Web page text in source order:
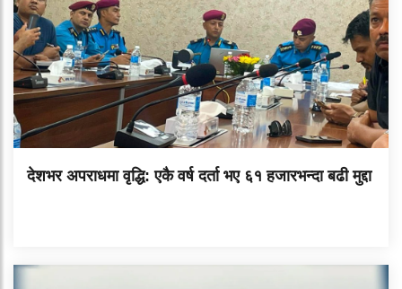
देशभर अपराधमा वृद्धि: एकै वर्ष दर्ता भए ६१ हजारभन्दा बढी मुद्दा